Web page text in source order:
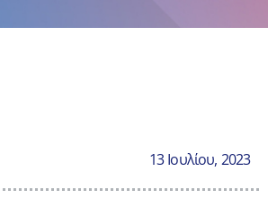
13 Ιουλίου, 2023